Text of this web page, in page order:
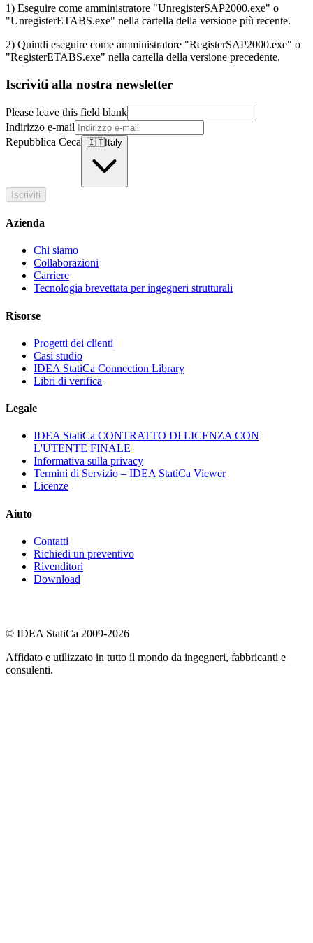
1) Eseguire come amministratore "UnregisterSAP2000.exe" o
"UnregisterETABS.exe" nella cartella della versione più recente.
2) Quindi eseguire come amministratore "RegisterSAP2000.exe" o
"RegisterETABS.exe" nella cartella della versione precedente.
Iscriviti alla nostra newsletter
Please leave this field blank
Indirizzo e-mail
Repubblica Ceca 🇮🇹Italy
Iscriviti
Azienda
Chi siamo
Collaborazioni
Carriere
Tecnologia brevettata per ingegneri strutturali
Risorse
Progetti dei clienti
Casi studio
IDEA StatiCa Connection Library
Libri di verifica
Legale
IDEA StatiCa CONTRATTO DI LICENZA CON
L'UTENTE FINALE
Informativa sulla privacy
Termini di Servizio – IDEA StatiCa Viewer
Licenze
Aiuto
Contatti
Richiedi un preventivo
Rivenditori
Download
© IDEA StatiCa 2009-2026
Affidato e utilizzato in tutto il mondo da ingegneri, fabbricanti e
consulenti.